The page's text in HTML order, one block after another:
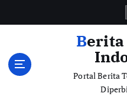
Berita Seputar
Portal Berita